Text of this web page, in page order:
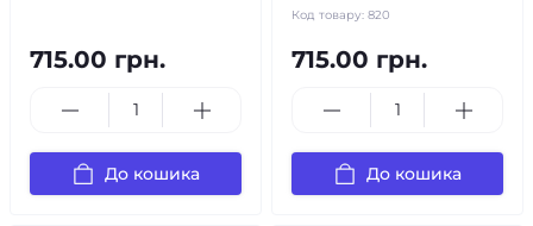
715.00 грн.
До кошика
Код товару: 820
715.00 грн.
До кошика